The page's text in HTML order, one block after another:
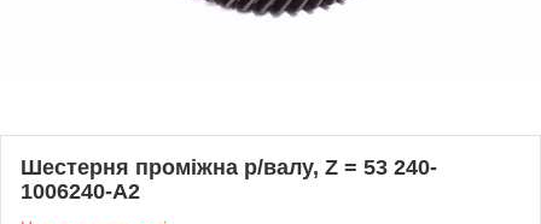
Шестерня проміжна р/валу, Z = 53 240-
1006240-А2